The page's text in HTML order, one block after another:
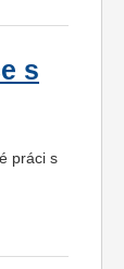
s
práci s